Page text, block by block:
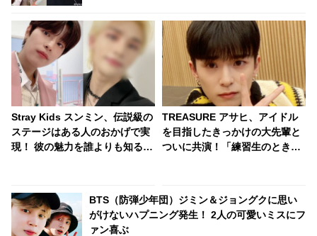
Stray Kids スンミン、伝説級の
ステージはある人のおかげで実
現！ 彼の魅力を誰よりも知る人
TREASURE アサヒ、アイドル
を目指したきっかけの大先輩と
ついに共演！「練習生のときか
到
BTS（防弾少年団）ジミン＆ジョングクに思い
がけないハプニング発生！ 2人の可愛いミスにフ
ァン喜ぶ